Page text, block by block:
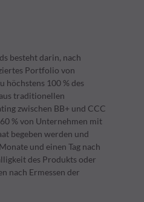
besteht darin, nach
Portfolio von
höchstens 100 % des
traditionellen
zwischen BB+ und CCC
% von Unternehmen mit
begeben werden und
und einen Tag nach
des Produkts oder
nach Ermessen der